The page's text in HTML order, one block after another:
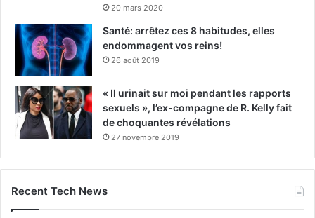
20 mars 2020
Santé: arrêtez ces 8 habitudes, elles
endommagent vos reins!
26 août 2019
« Il urinait sur moi pendant les rapports
sexuels », l’ex-compagne de R. Kelly fait
de choquantes révélations
27 novembre 2019
Recent Tech News